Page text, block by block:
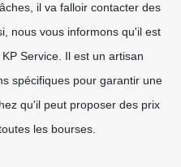
il va falloir contacter des
nous vous informons qu'il est
Service. Il est un artisan
spécifiques pour garantir une
qu'il peut proposer des prix
les bourses.